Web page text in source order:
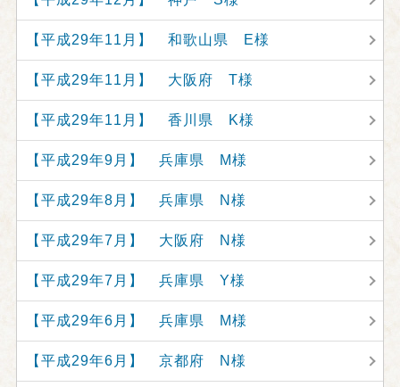
【平成29年11月】 和歌山県 E様
【平成29年11月】 大阪府 T様
【平成29年11月】 香川県 K様
【平成29年9月】 兵庫県 M様
【平成29年8月】 兵庫県 N様
【平成29年7月】 大阪府 N様
【平成29年7月】 兵庫県 Y様
【平成29年6月】 兵庫県 M様
【平成29年6月】 京都府 N様